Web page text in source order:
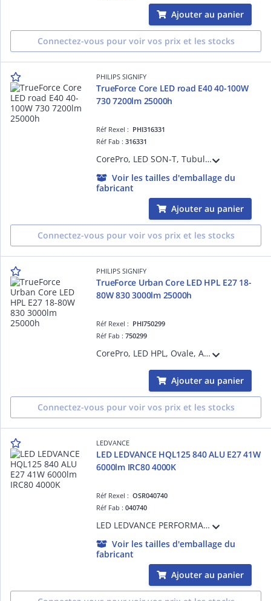
Ajouter au panier
Connectez-vous pour voir vos prix et les stocks
PHILIPS SIGNIFY
TrueForce Core LED road E40 40-100W
730 7200lm 25000h
Réf Rexel : PHI316331
Réf Fab :316331
CorePro, LED SON-T, Tubulaire, Alimentation principale uniquement, 40 W, SON-T 100W, E40, 3000 K, 7200 lm, CRI 70, 25000 h
Voir les tailles d'emballage du
fabricant
Ajouter au panier
Connectez-vous pour voir vos prix et les stocks
PHILIPS SIGNIFY
TrueForce Urban Core LED HPL E27 18-
80W 830 3000lm 25000h
Réf Rexel : PHI750299
Réf Fab :750299
CorePro, LED HPL, Ovale, Alimentation principale uniquement, 18 W, HPL 80W, SON 50W, E27, 3000 K, 3000 lm, CRI 80, 25000 h
Ajouter au panier
Connectez-vous pour voir vos prix et les stocks
LEDVANCE
LED LEDVANCE HQL125 840 ALU E27 41W
6000lm IRC80 4000K
Réf Rexel :OSR040740
Réf Fab :040740
LED LEDVANCE PERFORMANCE - 840 - E27 - 360° - 41W Equivalence 125W - 6000lm - Non Gradable - Ra80 - 4000K - 60000h - Ta -40°C à + 60°C - Classe D - Garantie 5 ans
Voir les tailles d'emballage du
fabricant
Ajouter au panier